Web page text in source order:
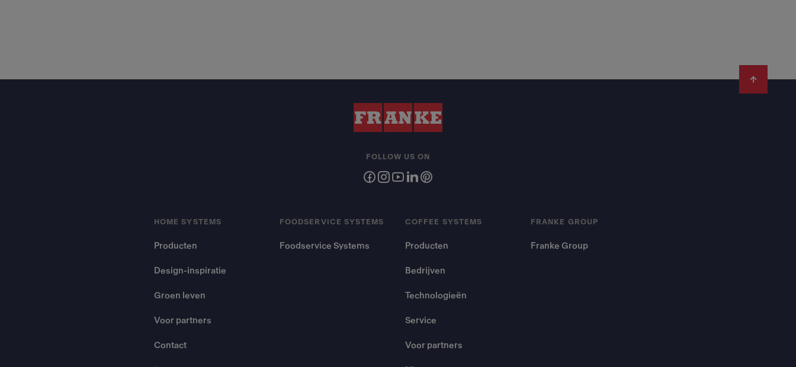
HOME SYSTEMS
Producten
Design-inspiratie
Groen leven
Voor partners
Contact
FOODSERVICE SYSTEMS
Foodservice Systems
COFFEE SYSTEMS
Producten
Bedrijven
Technologieën
Service
Voor partners
FRANKE GROUP
Franke Group
FOLLOW US ON